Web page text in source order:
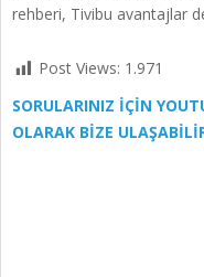
rehberi, Tivibu avantajlar
Post Views: 1.971
SORULARINIZ İÇİN
OLARAK BİZE